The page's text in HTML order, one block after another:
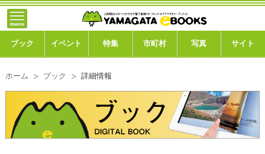
ブック イベント 特集 市町村 写真 サイト
ホーム ブック 詳細情報
トップ
ブック
市町村
}; -->